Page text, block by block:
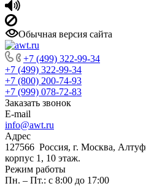
Обычная версия сайта
+7 (499) 322-99-34
+7 (499) 322-99-34
+7 (800) 200-74-93
+7 (999) 078-72-83
Заказать звонок
E-mail
info@awt.ru
Адрес
127566 Россия, г. Москва,
корпус 1, 10 этаж.
Режим работы
Пн. – Пт.: с 8:00 до 17:00